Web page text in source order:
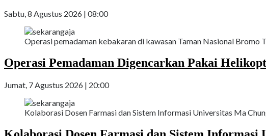
Sabtu, 8 Agustus 2026 | 08:00
Operasi pemadaman kebakaran di kawasan Taman Nasional
Operasi Pemadaman Digencarkan Pakai
Jumat, 7 Agustus 2026 | 20:00
Kolaborasi Dosen Farmasi dan Sistem Informasi Universitas Ma